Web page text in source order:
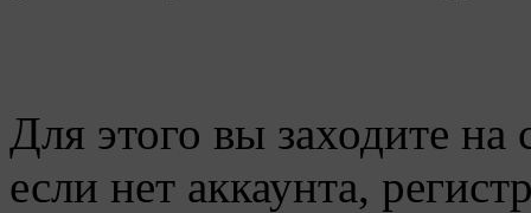
Для этого вы заходите на
если нет аккаунта,